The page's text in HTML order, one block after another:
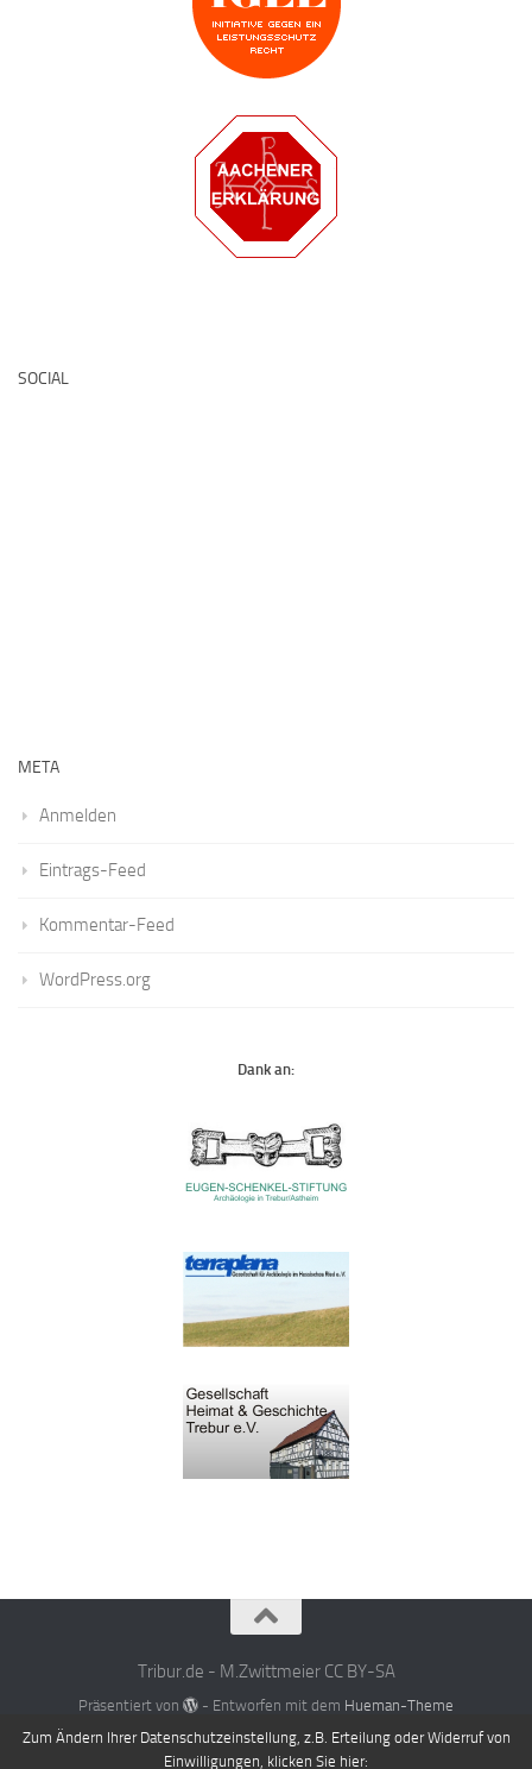
SOCIAL
META
Anmelden
Eintrags-Feed
Kommentar-Feed
WordPress.org
Dank an:
Tribur.de - M.Zwittmeier CC BY-SA
Präsentiert von - Entworfen mit dem Hueman-Theme
Zum Ändern Ihrer Datenschutzeinstellung, z.B. Erteilung oder Widerruf von
Einwilligungen, klicken Sie hier: